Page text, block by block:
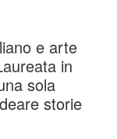
e arte
in
sola
storie